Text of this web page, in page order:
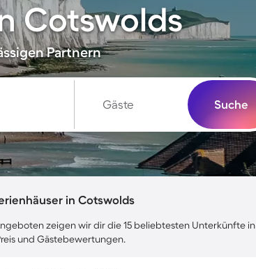
Cotswolds
Partnern
Gäste Suche
in Cotswolds
zeigen wir dir die 15 beliebtesten Unterkünfte in
und Gästebewertungen.